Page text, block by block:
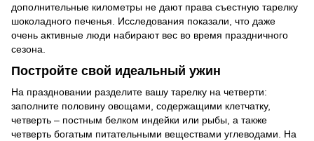
дополнительные километры не дают права съестную тарелку
шоколадного печенья. Исследования показали, что даже
очень активные люди набирают вес во время праздничного
сезона.
Постройте свой идеальный ужин
На праздновании разделите вашу тарелку на четверти:
заполните половину овощами, содержащими клетчатку,
четверть – постным белком индейки или рыбы, а также
четверть богатым питательными веществами углеводами. На